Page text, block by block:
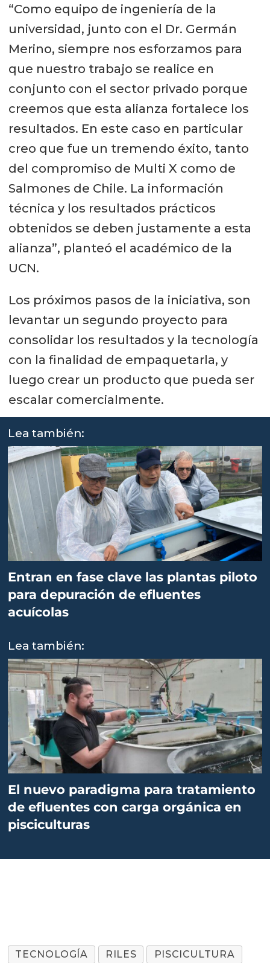
“Como equipo de ingeniería de la
universidad, junto con el Dr. Germán
Merino, siempre nos esforzamos para
que nuestro trabajo se realice en
conjunto con el sector privado porque
creemos que esta alianza fortalece los
resultados. En este caso en particular
creo que fue un tremendo éxito, tanto
del compromiso de Multi X como de
Salmones de Chile. La información
técnica y los resultados prácticos
obtenidos se deben justamente a esta
alianza”, planteó el académico de la
UCN.
Los próximos pasos de la iniciativa, son
levantar un segundo proyecto para
consolidar los resultados y la tecnología
con la finalidad de empaquetarla, y
luego crear un producto que pueda ser
escalar comercialmente.
Lea también:
Entran en fase clave las plantas piloto
para depuración de efluentes
acuícolas
Lea también:
El nuevo paradigma para tratamiento
de efluentes con carga orgánica en
pisciculturas
TECNOLOGÍA RILES PISCICULTURA